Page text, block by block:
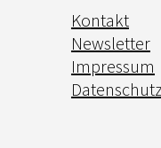
Kontakt
Newsletter
Impressum